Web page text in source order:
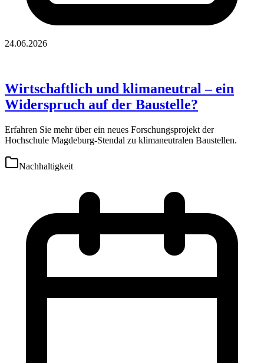
24.06.2026
Wirtschaftlich und klimaneutral – ein
Widerspruch auf der Baustelle?
Erfahren Sie mehr über ein neues Forschungsprojekt der
Hochschule Magdeburg-Stendal zu klimaneutralen Baustellen.
Nachhaltigkeit